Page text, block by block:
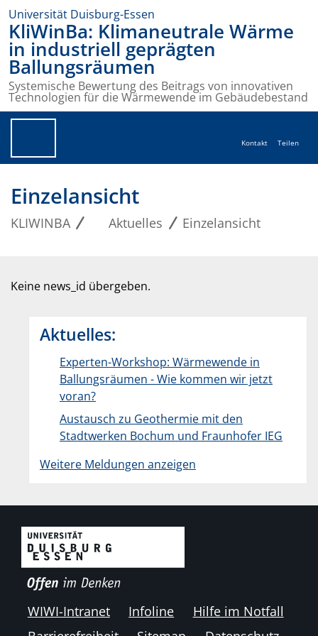
Universität Duisburg-Essen
KliWinBa: Klimaneutrale Wärme
in industriell geprägten
Ballungsräumen
Systemische Bewertung des Beitrags von innovativen
Technologien für die Wärmewende im Gebäudebestand
Kontakt Teilen
Einzelansicht
KLIWINBA Aktuelles Einzelansicht
Keine news_id übergeben.
Aktuelles:
Experten-Workshop: Wärmewende in
Ballungsräumen - Wie kommen wir jetzt
voran?
Austausch zu Geothermie mit den
Stadtwerken Bochum und Fraunhofer IEG
Weitere Meldungen anzeigen
WIWI-Intranet Infoline
Hilfe im Notfall